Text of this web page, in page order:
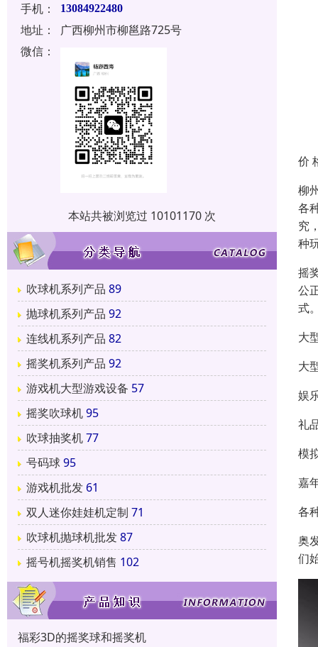
手机：
13084922480
地址：
广西柳州市柳邕路725号
微信：
本站共被浏览过 10101170 次
吹球机系列产品 89
抛球机系列产品 92
连线机系列产品 82
摇奖机系列产品 92
游戏机大型游戏设备 57
摇奖吹球机95
吹球抽奖机77
号码球95
游戏机批发 61
双人迷你娃娃机定制 71
吹球机抛球机批发87
摇号机摇奖机销售 102
福彩3D的摇奖球和摇奖机
价
柳
各
究
种
摇
公
式
大
大
娱
礼
模
嘉
各
奥
们